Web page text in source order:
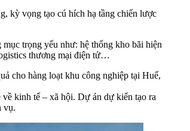
kỳ vọng tạo cú hích hạ tầng chiến lược
trọng yếu như: hệ thống kho bãi hiện
thương mại điện tử…
cho hàng loạt khu công nghiệp tại Huế,
kinh tế – xã hội. Dự án dự kiến tạo ra
vụ.